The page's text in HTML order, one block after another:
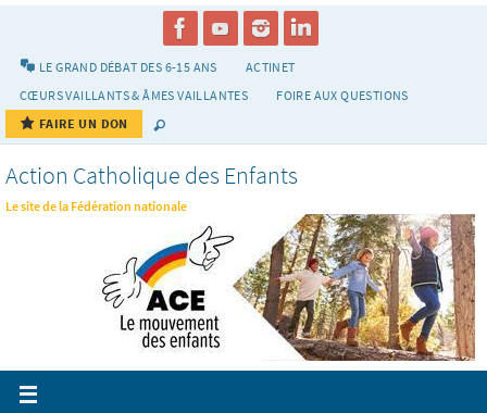
LE GRAND DÉBAT DES 6-15 ANS
ACTINET
CŒURS VAILLANTS & ÂMES VAILLANTES
FOIRE AUX QUESTIONS
FAIRE UN DON
Action Catholique des Enfants
Le site de la Fédération nationale